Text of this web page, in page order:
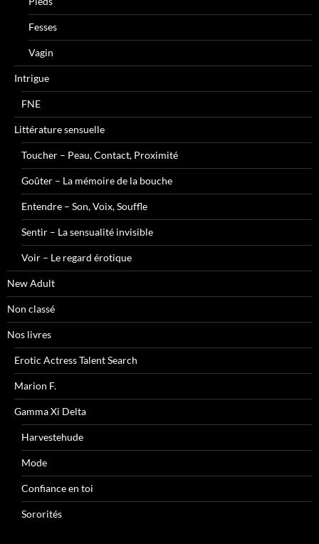
Fesses
Vagin
Intrigue
FNE
Littérature sensuelle
Toucher – Peau, Contact, Proximité
Goûter – La mémoire de la bouche
Entendre – Son, Voix, Souffle
Sentir – La sensualité invisible
Voir – Le regard érotique
New Adult
Non classé
Nos livres
Erotic Actress Talent Search
Marion F.
Gamma Xi Delta
Harvestehude
Mode
Confiance en toi
Sororités